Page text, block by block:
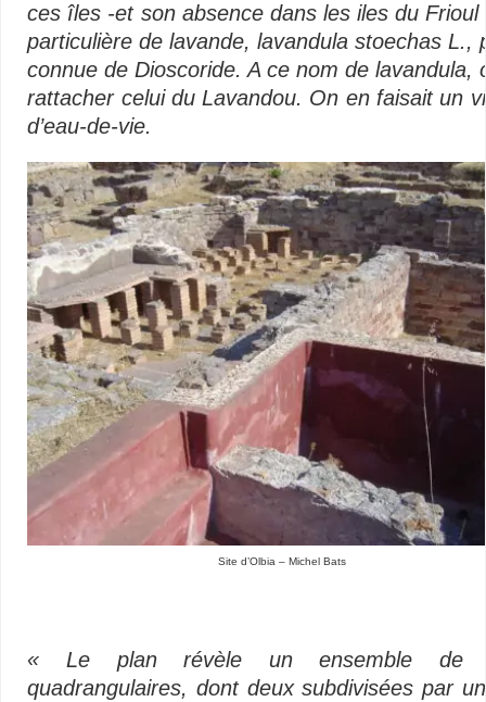
ces îles -et son absence dans les iles du
particulière de lavande, lavandula stoechas L.,
connue de Dioscoride. A ce nom de lavan­dula,
rattacher celui du Lavandou. On en faisait un
d’eau-de-vie.
Site d’Olbia – Michel Bats
« Le plan révèle un ensemble de
quadrangulaires, dont deux subdivisées par